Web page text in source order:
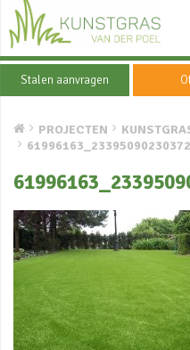
Stalen aanvragen
PROJECTEN